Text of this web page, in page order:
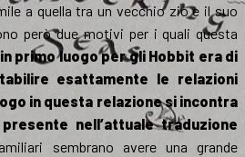
a quella tra un vecchio zio e il suo
però due motivi per i quali questa
in primo luogo per gli Hobbit era di
esattamente le relazioni
in questa relazione si incontra
nell’attuale traduzione
sembrano avere una grande